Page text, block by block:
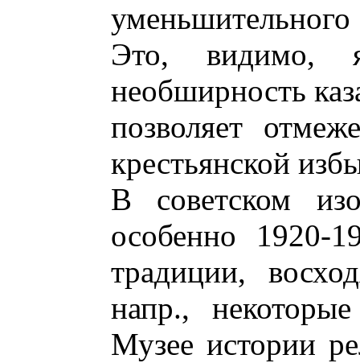
Это, видимо,
необширность
позволяет
крестьянской
В советском
особенно 1920-
традиции,
напр.,
Музее истории